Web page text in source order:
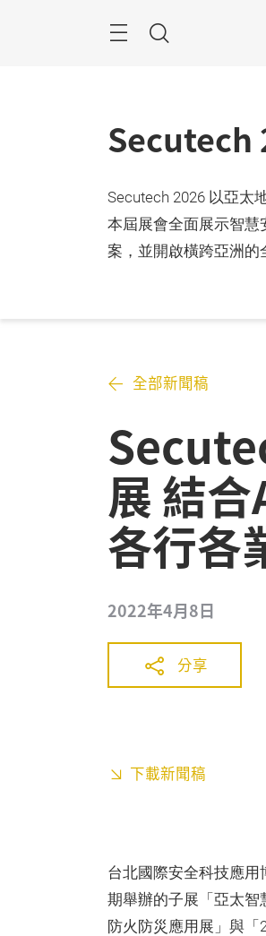
目
搜
Secutech
Secutech 2026 以亞太
本屆展會全面展示智
案，並開啟橫跨亞洲的
全部新聞稿
展 結
各行各
2022年4月8日
分享
下載新聞稿
台北國際安全科技應用
期舉辦的子展「亞太智
防火防災應用展」與